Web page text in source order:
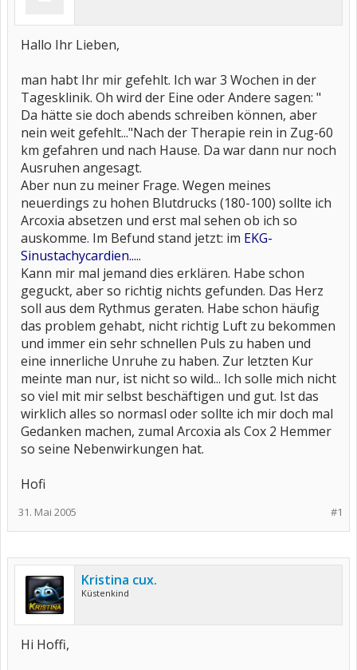
Hallo Ihr Lieben,
man habt Ihr mir gefehlt. Ich war 3 Wochen in der
Tagesklinik. Oh wird der Eine oder Andere sagen: "
Da hätte sie doch abends schreiben können, aber
nein weit gefehlt..."Nach der Therapie rein in Zug-60
km gefahren und nach Hause. Da war dann nur noch
Ausruhen angesagt.
Aber nun zu meiner Frage. Wegen meines
neuerdings zu hohen Blutdrucks (180-100) sollte ich
Arcoxia absetzen und erst mal sehen ob ich so
auskomme. Im Befund stand jetzt: im EKG-
Sinustachycardien.....
Kann mir mal jemand dies erklären. Habe schon
geguckt, aber so richtig nichts gefunden. Das Herz
soll aus dem Rythmus geraten. Habe schon häufig
das problem gehabt, nicht richtig Luft zu bekommen
und immer ein sehr schnellen Puls zu haben und
eine innerliche Unruhe zu haben. Zur letzten Kur
meinte man nur, ist nicht so wild... Ich solle mich nicht
so viel mit mir selbst beschäftigen und gut. Ist das
wirklich alles so normasl oder sollte ich mir doch mal
Gedanken machen, zumal Arcoxia als Cox 2 Hemmer
so seine Nebenwirkungen hat.
Hofi
#1
31. Mai 2005
Kristina cux.
Küstenkind
Hi Hoffi,